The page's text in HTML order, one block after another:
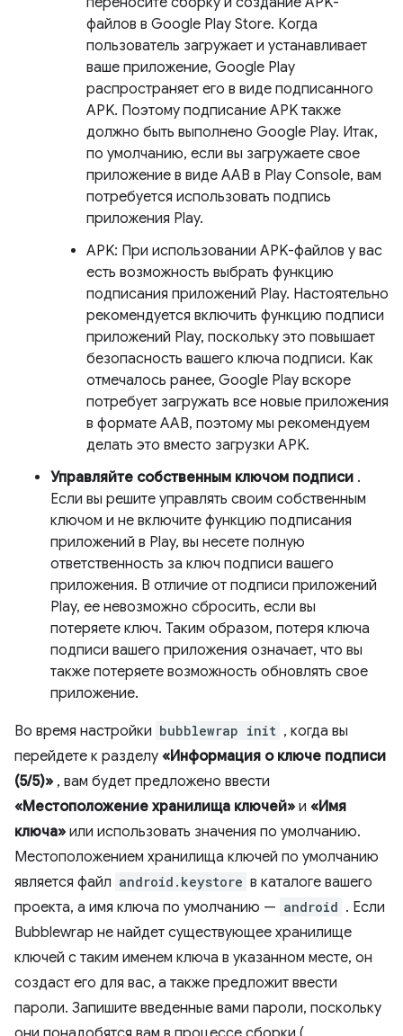
файлов в Google Play Store. Когда
пользователь загружает и устанавливает
ваше приложение, Google Play
распространяет его в виде подписанного
APK. Поэтому подписание APK также
должно быть выполнено Google Play. Итак,
по умолчанию, если вы загружаете свое
приложение в виде AAB в Play Console, вам
потребуется использовать подпись
приложения Play.
APK: При использовании APK-файлов у вас
есть возможность выбрать функцию
подписания приложений Play. Настоятельно
рекомендуется включить функцию подписи
приложений Play, поскольку это повышает
безопасность вашего ключа подписи. Как
отмечалось ранее, Google Play вскоре
потребует загружать все новые приложения
в формате AAB, поэтому мы рекомендуем
делать это вместо загрузки APK.
Управляйте собственным ключом подписи .
Если вы решите управлять своим собственным
ключом и не включите функцию подписания
приложений в Play, вы несете полную
ответственность за ключ подписи вашего
приложения. В отличие от подписи приложений
Play, ее невозможно сбросить, если вы
потеряете ключ. Таким образом, потеря ключа
подписи вашего приложения означает, что вы
также потеряете возможность обновлять свое
приложение.
Во время настройки bubblewrap init , когда вы
перейдете к разделу «Информация о ключе подписи
(5/5)» , вам будет предложено ввести
«Местоположение хранилища ключей» и «Имя
ключа» или использовать значения по умолчанию.
Местоположением хранилища ключей по умолчанию
является файл android.keystore в каталоге вашего
проекта, а имя ключа по умолчанию — android . Если
Bubblewrap не найдет существующее хранилище
ключей с таким именем ключа в указанном месте, он
создаст его для вас, а также предложит ввести
пароли. Запишите введенные вами пароли, поскольку